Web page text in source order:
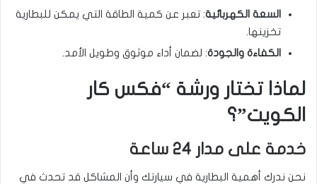
السعة الكهربائية: تعبر عن كمية الطاقة التي يمكن للبطارية
تخزينها.
الكفاءة والجودة: لضمان أداء موثوق وطويل الأمد.
لماذا تختار ورشة “فكس كار
الكويت”؟
خدمة على مدار 24 ساعة
نحن ندرك أهمية البطارية في سيارتك وأن المشاكل قد تحدث في